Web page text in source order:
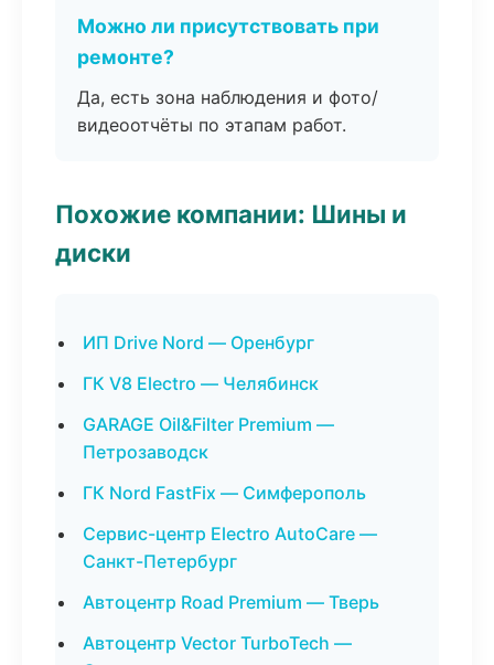
Можно ли присутствовать при
ремонте?
Да, есть зона наблюдения и фото/
видеоотчёты по этапам работ.
Похожие компании: Шины и
диски
ИП Drive Nord — Оренбург
ГК V8 Electro — Челябинск
GARAGE Oil&Filter Premium —
Петрозаводск
ГК Nord FastFix — Симферополь
Сервис-центр Electro AutoCare —
Санкт-Петербург
Автоцентр Road Premium — Тверь
Автоцентр Vector TurboTech —